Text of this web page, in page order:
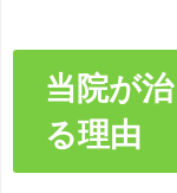
当院が
る理由